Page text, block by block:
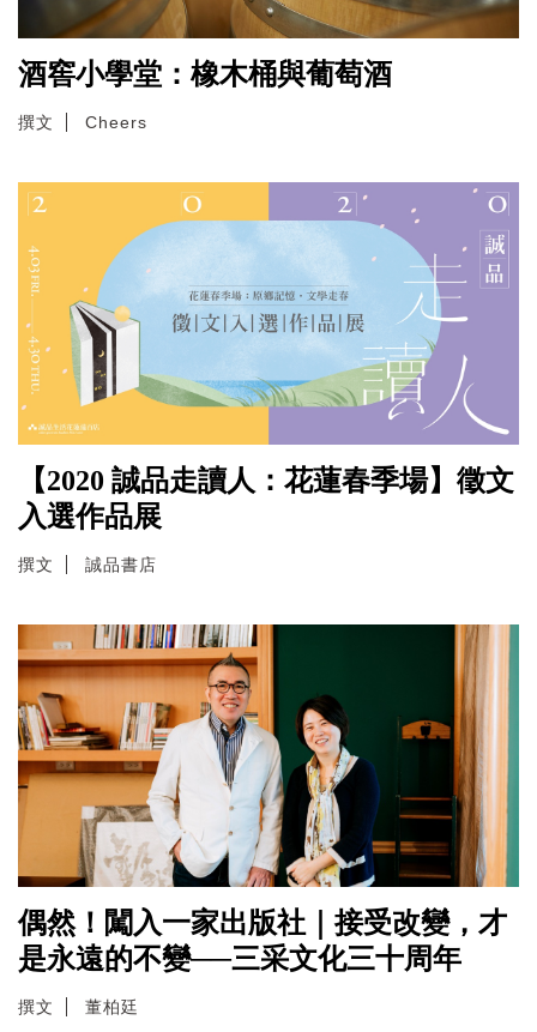
酒窖小學堂：橡木桶與葡萄酒
撰文 Cheers
【2020 誠品走讀人：花蓮春季場】徵文
入選作品展
撰文 誠品書店
偶然！闖入一家出版社｜接受改變，才
是永遠的不變──三采文化三十周年
撰文 董柏廷